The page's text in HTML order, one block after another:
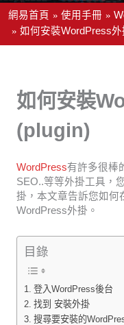
網易首頁 使用手冊
如何安裝WordPress外
如何安裝
(plugin)
WordPress有許多很棒
SEO..等等外掛工具，
掛，本文章告訴您如何
WordPress外掛。
目錄
登入WordPress後台
找到 安裝外掛
搜尋要安裝的